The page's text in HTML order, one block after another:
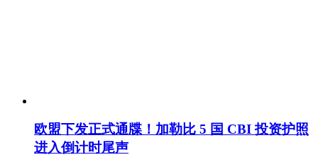
欧盟下发正式通牒！加勒比 5 国 CBI 投资护照
进入倒计时尾声